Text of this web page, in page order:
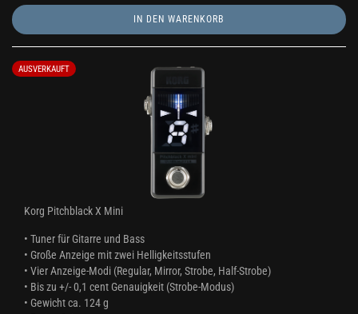
IN DEN WARENKORB
AUSVERKAUFT
Korg Pitchblack X Mini
• Tuner für Gitarre und Bass
• Große Anzeige mit zwei Helligkeitsstufen
• Vier Anzeige-Modi (Regular, Mirror, Strobe, Half-Strobe)
• Bis zu +/- 0,1 cent Genauigkeit (Strobe-Modus)
• Gewicht ca. 124 g